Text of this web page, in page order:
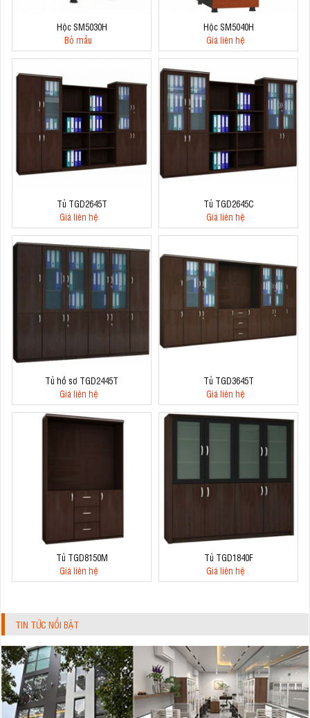
Hộc SM5030H
Bỏ mẫu
Hộc SM5040H
Giá liên hệ
Tủ TGD2645T
Giá liên hệ
Tủ TGD2645C
Giá liên hệ
Tủ hồ sơ TGD2445T
Giá liên hệ
Tủ TGD3645T
Giá liên hệ
Tủ TGD8150M
Giá liên hệ
Tủ TGD1840F
Giá liên hệ
TIN TỨC NỔI BẬT